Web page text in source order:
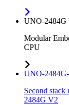
UNO-2484G
Modular
CPU
UNO-
Second
2484G V2